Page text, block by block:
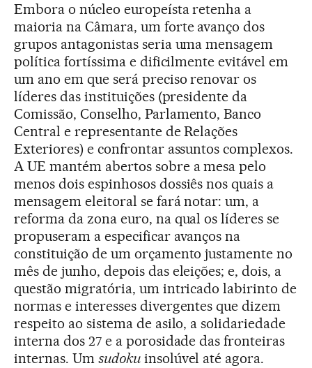
Embora o núcleo europeísta retenha a
maioria na Câmara, um forte avanço dos
grupos antagonistas seria uma mensagem
política fortíssima e dificilmente evitável em
um ano em que será preciso renovar os
líderes das instituições (presidente da
Comissão, Conselho, Parlamento, Banco
Central e representante de Relações
Exteriores) e confrontar assuntos complexos.
A UE mantém abertos sobre a mesa pelo
menos dois espinhosos dossiês nos quais a
mensagem eleitoral se fará notar: um, a
reforma da zona euro, na qual os líderes se
propuseram a especificar avanços na
constituição de um orçamento justamente no
mês de junho, depois das eleições; e, dois, a
questão migratória, um intricado labirinto de
normas e interesses divergentes que dizem
respeito ao sistema de asilo, a solidariedade
interna dos 27 e a porosidade das fronteiras
internas. Um sudokuinsolúvel até agora.